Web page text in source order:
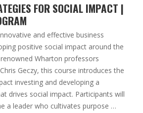
FOR SOCIAL IMPACT |
and effective business
positive social impact around the
Wharton professors
Geczy, this course introduces the
investing and developing a
drives social impact. Participants will
a leader who cultivates purpose …